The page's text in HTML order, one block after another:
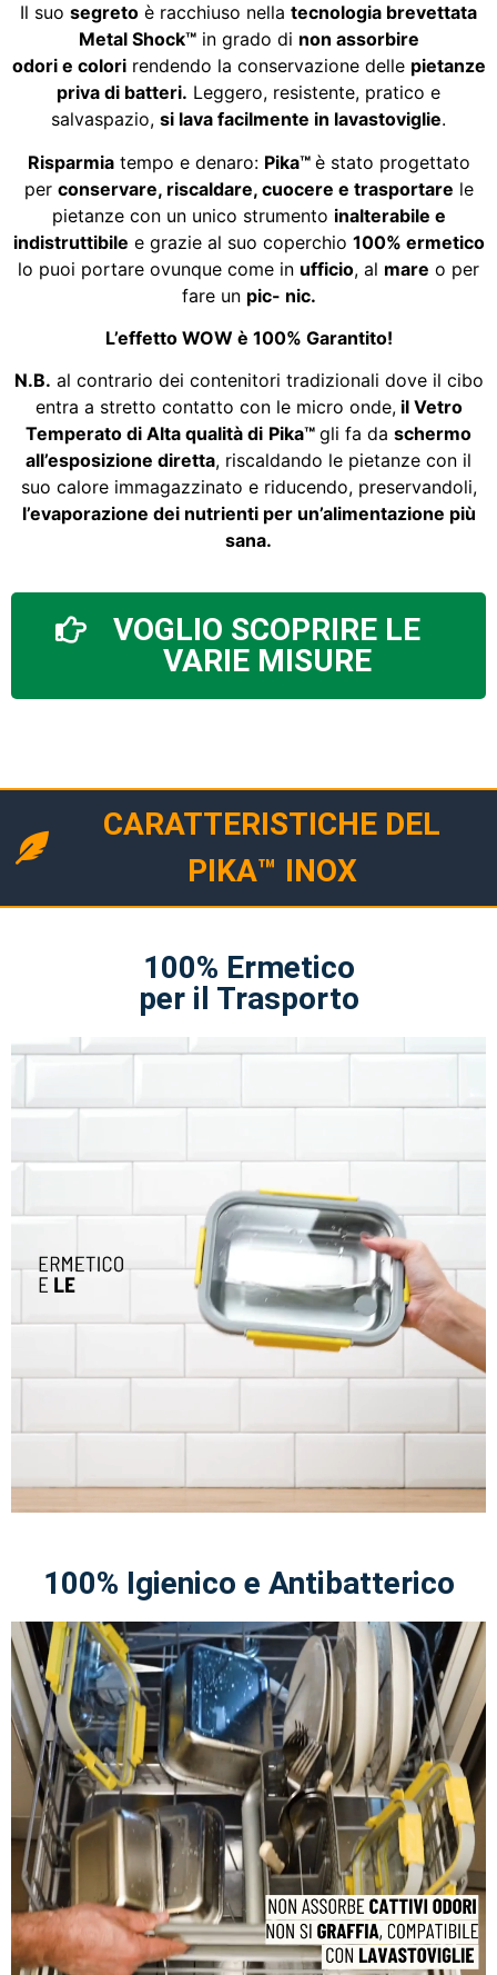
Il suo segreto è racchiuso nella tecnologia brevettata
Metal Shock™in grado di non assorbire
odorie colorirendendo la conservazione delle pietanze
priva di batteri. Leggero, resistente, pratico e
salvaspazio, si lava facilmente in lavastoviglie.
Risparmiatempo e denaro: Pika™ è stato progettato
per conservare, riscaldare, cuocere e trasportare le
pietanze con un unico strumento inalterabile e
indistruttibile e grazie al suo coperchio 100% ermetico
lo puoi portare ovunque come in ufficio, al mare o per
fare un pic- nic.
L’effetto WOW è 100% Garantito!
N.B. al contrario dei contenitori tradizionali dove il cibo
entra a stretto contatto con le micro onde,il Vetro
Temperato di Alta qualità di Pika™ gli fa da schermo
all’esposizione diretta, riscaldando le pietanze con il
suo calore immagazzinato e riducendo, preservandoli,
l’evaporazione dei nutrienti per un’alimentazione più
sana.
VOGLIO SCOPRIRE LE
VARIE MISURE
CARATTERISTICHE DEL
PIKA™ INOX
100% Ermetico
per il Trasporto
100% Igienico e Antibatterico